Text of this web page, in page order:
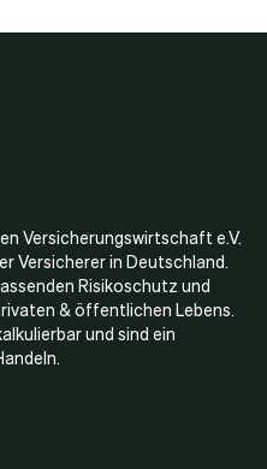
Versicherungswirtschaft e.V.
Versicherer in Deutschland.
Risikoschutz und
& öffentlichen Lebens.
und sind ein